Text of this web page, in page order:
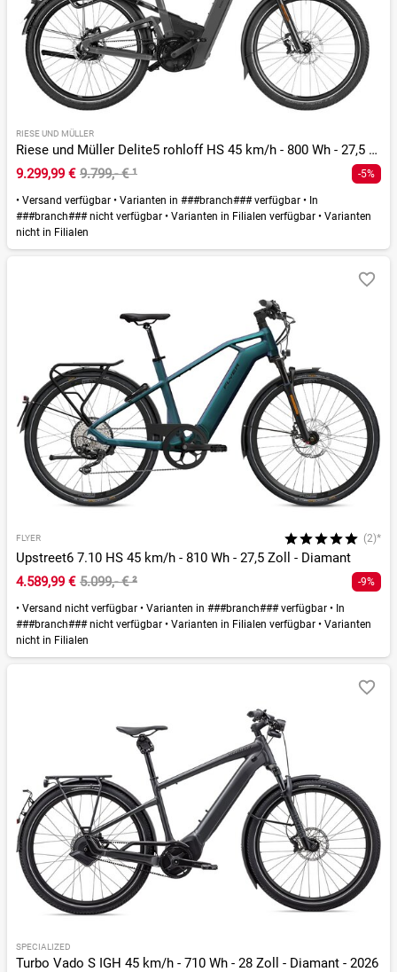
RIESE UND MÜLLER
Riese und Müller Delite5 rohloff HS 45 km/h - 800 Wh - 27,5 Zoll - Fully - 2026
9.299,99 € 9.799,- €¹ -5%
• Versand verfügbar • Varianten in ###branch### verfügbar • In
###branch### nicht verfügbar • Varianten in Filialen verfügbar • Varianten
nicht in Filialen
FLYER (2)*
Upstreet6 7.10 HS 45 km/h - 810 Wh - 27,5 Zoll - Diamant
4.589,99 € 5.099,- €² -9%
• Versand nicht verfügbar • Varianten in ###branch### verfügbar • In
###branch### nicht verfügbar • Varianten in Filialen verfügbar • Varianten
nicht in Filialen
SPECIALIZED
Turbo Vado S IGH 45 km/h - 710 Wh - 28 Zoll - Diamant - 2026